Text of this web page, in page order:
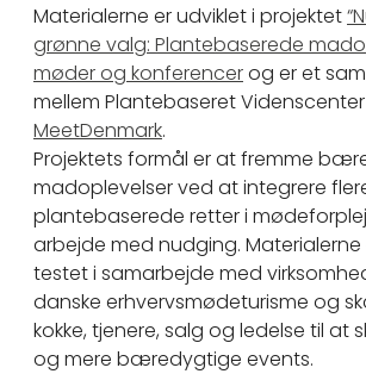
Materialerne er udviklet i projektet
grønne valg: Plantebaserede
møder og konferencerog er et
mellem Plantebaseret
MeetDenmark.
Projektets formål er at fremme
madoplevelser ved at integrere
plantebaserede retter i
arbejde med nudging. Materialerne
testet i samarbejde med
danske erhvervsmødeturisme og
kokke, tjenere, salg og ledelse til at
og mere bæredygtige events.